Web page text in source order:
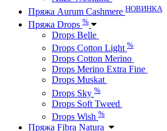
Пряжа Aurum Cashmere НОВИНКА
Пряжа Drops %
Drops Belle
Drops Cotton Light %
Drops Cotton Merino
Drops Merino Extra Fine
Drops Muskat
Drops Sky %
Drops Soft Tweed
Drops Wish %
Пряжа Fibra Natura